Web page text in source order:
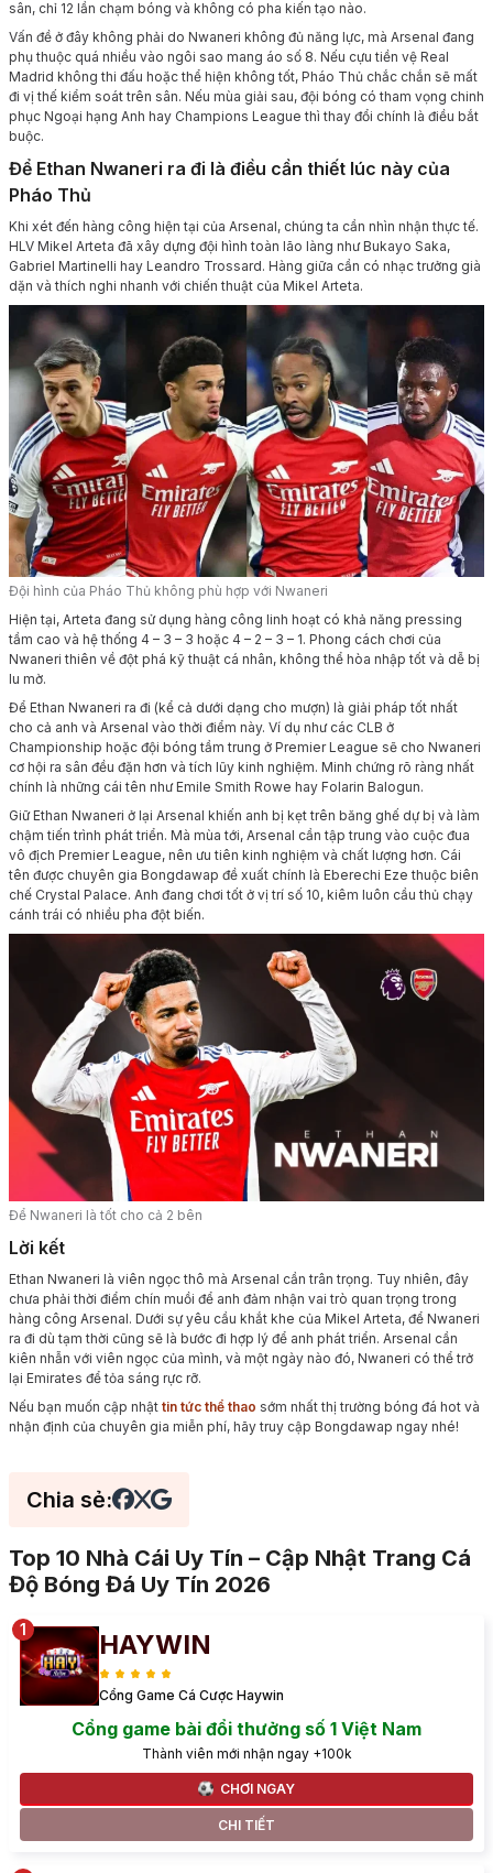
sân, chỉ 12 lần chạm bóng và không có pha kiến tạo nào.
Vấn đề ở đây không phải do Nwaneri không đủ năng lực, mà Arsenal đang
phụ thuộc quá nhiều vào ngôi sao mang áo số 8. Nếu cựu tiền vệ Real
Madrid không thi đấu hoặc thể hiện không tốt, Pháo Thủ chắc chắn sẽ mất
đi vị thế kiểm soát trên sân. Nếu mùa giải sau, đội bóng có tham vọng chinh
phục Ngoại hạng Anh hay Champions League thì thay đổi chính là điều bắt
buộc.
Để Ethan Nwaneri ra đi là điều cần thiết lúc này của
Pháo Thủ
Khi xét đến hàng công hiện tại của Arsenal, chúng ta cần nhìn nhận thực tế.
HLV Mikel Arteta đã xây dựng đội hình toàn lão làng như Bukayo Saka,
Gabriel Martinelli hay Leandro Trossard. Hàng giữa cần có nhạc trưởng già
dặn và thích nghi nhanh với chiến thuật của Mikel Arteta.
Đội hình của Pháo Thủ không phù hợp với Nwaneri
Hiện tại, Arteta đang sử dụng hàng công linh hoạt có khả năng pressing
tầm cao và hệ thống 4 – 3 – 3 hoặc 4 – 2 – 3 – 1. Phong cách chơi của
Nwaneri thiên về đột phá kỹ thuật cá nhân, không thể hòa nhập tốt và dễ bị
lu mờ.
Để Ethan Nwaneri ra đi (kể cả dưới dạng cho mượn) là giải pháp tốt nhất
cho cả anh và Arsenal vào thời điểm này. Ví dụ như các CLB ở
Championship hoặc đội bóng tầm trung ở Premier League sẽ cho Nwaneri
cơ hội ra sân đều đặn hơn và tích lũy kinh nghiệm. Minh chứng rõ ràng nhất
chính là những cái tên như Emile Smith Rowe hay Folarin Balogun.
Giữ Ethan Nwaneri ở lại Arsenal khiến anh bị kẹt trên băng ghế dự bị và làm
chậm tiến trình phát triển. Mà mùa tới, Arsenal cần tập trung vào cuộc đua
vô địch Premier League, nên ưu tiên kinh nghiệm và chất lượng hơn. Cái
tên được chuyên gia Bongdawap đề xuất chính là Eberechi Eze thuộc biên
chế Crystal Palace. Anh đang chơi tốt ở vị trí số 10, kiêm luôn cầu thủ chạy
cánh trái có nhiều pha đột biến.
Để Nwaneri là tốt cho cả 2 bên
Lời kết
Ethan Nwaneri là viên ngọc thô mà Arsenal cần trân trọng. Tuy nhiên, đây
chưa phải thời điểm chín muồi để anh đảm nhận vai trò quan trọng trong
hàng công Arsenal. Dưới sự yêu cầu khắt khe của Mikel Arteta, để Nwaneri
ra đi dù tạm thời cũng sẽ là bước đi hợp lý để anh phát triển. Arsenal cần
kiên nhẫn với viên ngọc của mình, và một ngày nào đó, Nwaneri có thể trở
lại Emirates để tỏa sáng rực rỡ.
Nếu bạn muốn cập nhật tin tức thể thao sớm nhất thị trường bóng đá hot và
nhận định của chuyên gia miễn phí, hãy truy cập Bongdawap ngay nhé!
Chia sẻ:
Top 10 Nhà Cái Uy Tín – Cập Nhật Trang Cá
Độ Bóng Đá Uy Tín 2026
HAYWIN
Cổng Game Cá Cược Haywin
Cổng game bài đổi thưởng số 1 Việt Nam
Thành viên mới nhận ngay +100k
CHƠI NGAY
CHI TIẾT